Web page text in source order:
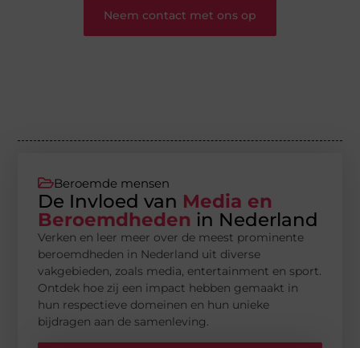
Neem contact met ons op
Beroemde mensen
De Invloed van Media en
Beroemdheden in Nederland
Verken en leer meer over de meest prominente
beroemdheden in Nederland uit diverse
vakgebieden, zoals media, entertainment en sport.
Ontdek hoe zij een impact hebben gemaakt in
hun respectieve domeinen en hun unieke
bijdragen aan de samenleving.